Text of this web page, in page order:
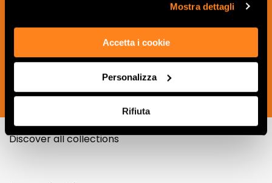
Mostra dettagli
Accetta i cookie
Personalizza
Rifiuta
news, updates and ideas creatives from
the world of ceramics and interior
SUBSCRIBE NOW
FAP Ceramiche: LUMINA 25x75, DECO&MORE
Discover all collections